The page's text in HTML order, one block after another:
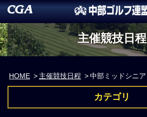
主催競技日程
HOME 主催競技日程 中部ミッドシニア
カテゴリ